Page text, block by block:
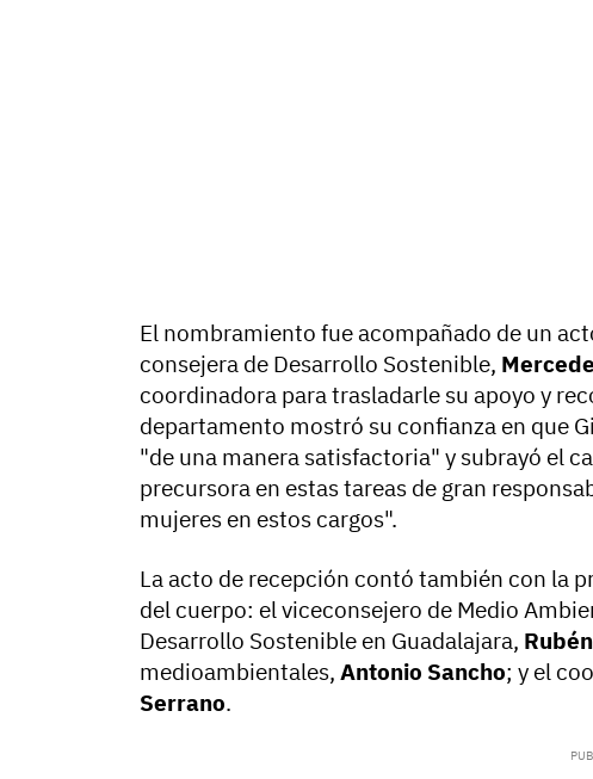
El nombramiento fue acompañado de un
consejera de Desarrollo Sostenible,
coordinadora para trasladarle su apoyo y
departamento mostró su confianza en que
"de una manera satisfactoria" y subrayó el
precursora en estas tareas de gran
mujeres en estos cargos".
La acto de recepción contó también con la
del cuerpo: el viceconsejero de Medio
Desarrollo Sostenible en Guadalajara,
medioambientales, Antonio Sancho; y el
Serrano.